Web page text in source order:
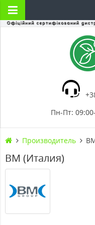
Пн-Пт:
Производитель
BM (Италия)